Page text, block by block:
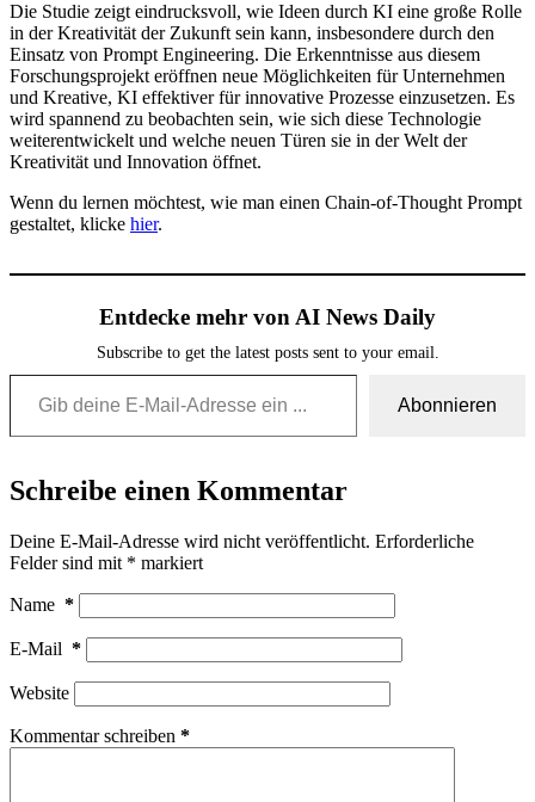
Die Studie zeigt eindrucksvoll, wie Ideen durch KI eine große Rolle
in der Kreativität der Zukunft sein kann, insbesondere durch den
Einsatz von Prompt Engineering. Die Erkenntnisse aus diesem
Forschungsprojekt eröffnen neue Möglichkeiten für Unternehmen
und Kreative, KI effektiver für innovative Prozesse einzusetzen. Es
wird spannend zu beobachten sein, wie sich diese Technologie
weiterentwickelt und welche neuen Türen sie in der Welt der
Kreativität und Innovation öffnet.
Wenn du lernen möchtest, wie man einen Chain-of-Thought Prompt
gestaltet, klicke hier.
Entdecke mehr von AI News Daily
Subscribe to get the latest posts sent to your email.
Gib deine E-Mail-Adresse ein ...
Abonnieren
Schreibe einen Kommentar
Deine E-Mail-Adresse wird nicht veröffentlicht. Erforderliche
Felder sind mit * markiert
Name *
E-Mail *
Website
Kommentar schreiben *